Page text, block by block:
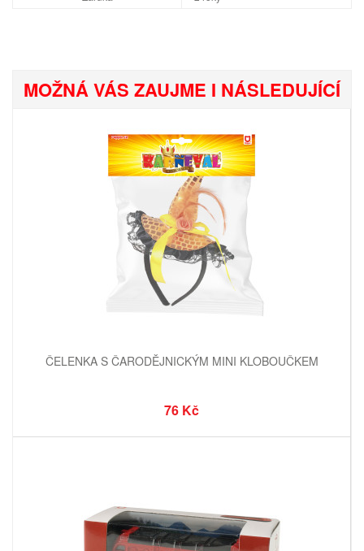
MOŽNÁ VÁS ZAUJME I NÁSLEDUJÍCÍ
ČELENKA S ČARODĚJNICKÝM MINI KLOBOUČKEM
76 Kč